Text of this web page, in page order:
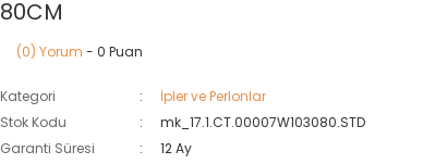
80CM
(0) Yorum - 0 Puan
Kategori
İpler ve Perlonlar
Stok Kodu
mk_17.1.CT.00007W103080.STD
Garanti Süresi
12 Ay